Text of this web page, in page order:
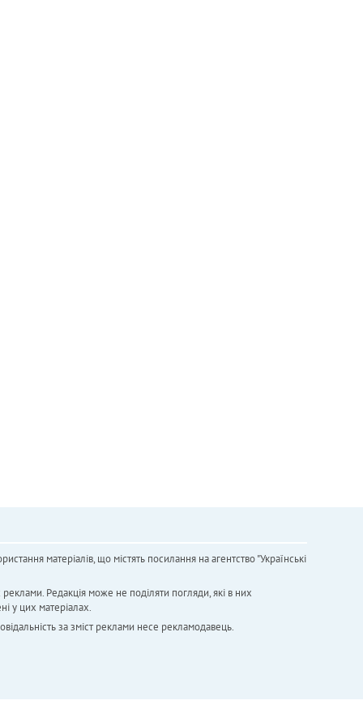
матеріалів, що містять посилання на агентство "Українськi
Редакція може не поділяти погляди, які в них
у цих матеріалах.
за зміст реклами несе рекламодавець.